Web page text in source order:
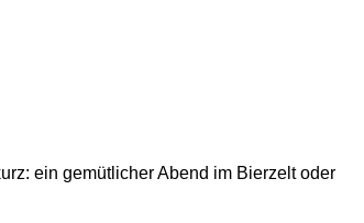
ein gemütlicher Abend im Bierzelt oder